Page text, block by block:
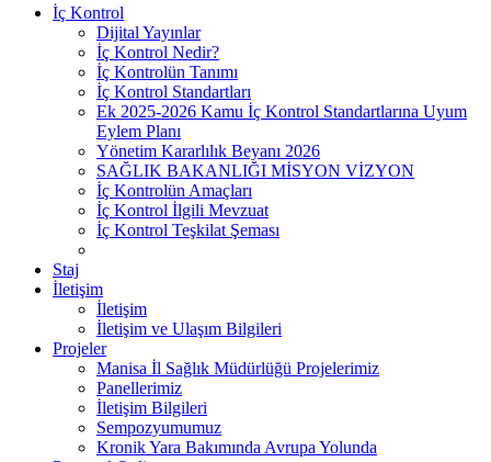
İç Kontrol
Dijital Yayınlar
İç Kontrol Nedir?
İç Kontrolün Tanımı
İç Kontrol Standartları
Ek 2025-2026 Kamu İç Kontrol Standartlarına Uyum
Eylem Planı
Yönetim Kararlılık Beyanı 2026
SAĞLIK BAKANLIĞI MİSYON VİZYON
İç Kontrolün Amaçları
İç Kontrol İlgili Mevzuat
İç Kontrol Teşkilat Şeması
Staj
İletişim
İletişim
İletişim ve Ulaşım Bilgileri
Projeler
Manisa İl Sağlık Müdürlüğü Projelerimiz
Panellerimiz
İletişim Bilgileri
Sempozyumumuz
Kronik Yara Bakımında Avrupa Yolunda